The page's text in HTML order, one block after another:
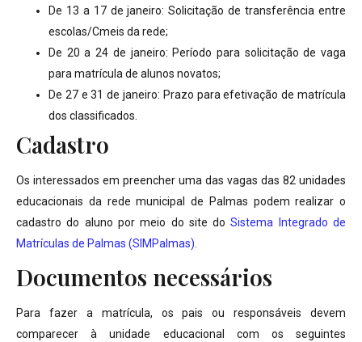
De 13 a 17 de janeiro: Solicitação de transferência entre
escolas/Cmeis da rede;
De 20 a 24 de janeiro: Período para solicitação de vaga
para matrícula de alunos novatos;
De 27 e 31 de janeiro: Prazo para efetivação de matrícula
dos classificados.
Cadastro
Os interessados em preencher uma das vagas das 82 unidades
educacionais da rede municipal de Palmas podem realizar o
cadastro do aluno por meio do site doSistema Integrado de
Matrículas de Palmas (SIMPalmas).
Documentos necessários
Para fazer a matrícula, os pais ou responsáveis devem
comparecer à unidade educacional com os seguintes